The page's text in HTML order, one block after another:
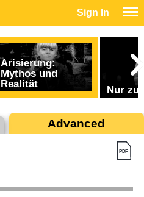
Sign In
Arisierung:
Mythos und
Realität
Nur zu
Advanced